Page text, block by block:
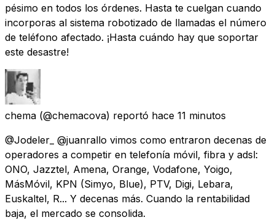
pésimo en todos los órdenes. Hasta te cuelgan cuando
incorporas al sistema robotizado de llamadas el número
de teléfono afectado. ¡Hasta cuándo hay que soportar
este desastre!
chema (@chemacova) reportó hace 11 minutos
@Jodeler_ @juanrallo vimos como entraron decenas de
operadores a competir en telefonía móvil, fibra y adsl:
ONO, Jazztel, Amena, Orange, Vodafone, Yoigo,
MásMóvil, KPN (Simyo, Blue), PTV, Digi, Lebara,
Euskaltel, R... Y decenas más. Cuando la rentabilidad
baja, el mercado se consolida.